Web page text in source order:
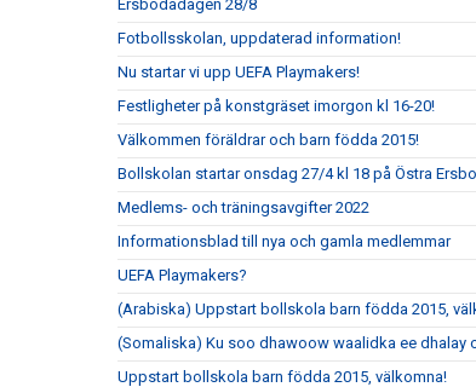
Ersbodadagen 28/8
Fotbollsskolan, uppdaterad information!
Nu startar vi upp UEFA Playmakers!
Festligheter på konstgräset imorgon kl 16-20!
Välkommen föräldrar och barn födda 2015!
Bollskolan startar onsdag 27/4 kl 18 på Östra
Medlems- och träningsavgifter 2022
Informationsblad till nya och gamla medlemmar
UEFA Playmakers?
(Arabiska) Uppstart bollskola barn födda 2015,
(Somaliska) Ku soo dhawoow waalidka ee dhalay
Uppstart bollskola barn födda 2015, välkomna!